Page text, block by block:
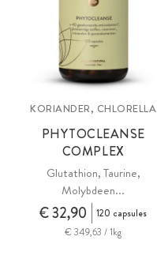
KORIANDER, CHLORELLA
PHYTOCLEANSE
COMPLEX
Glutathion, Taurine,
Molybdeen...
€ 32,90
120 capsules
€ 349,63 / 1kg